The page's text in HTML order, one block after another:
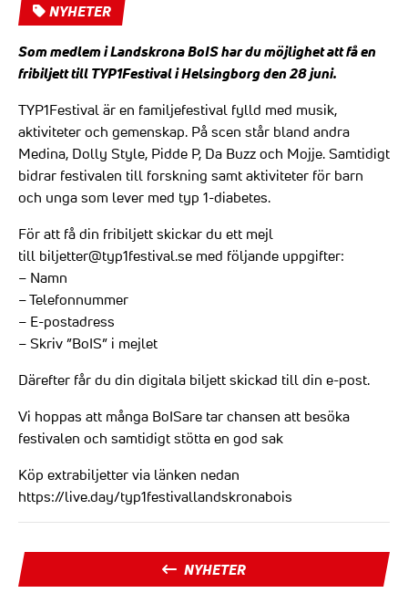
NYHETER
Som medlem i Landskrona BoIS har du möjlighet att få en
fribiljett till TYP1Festival i Helsingborg den 28 juni.
TYP1Festival är en familjefestival fylld med musik,
aktiviteter och gemenskap. På scen står bland andra
Medina, Dolly Style, Pidde P, Da Buzz och Mojje. Samtidigt
bidrar festivalen till forskning samt aktiviteter för barn
och unga som lever med typ 1-diabetes.
För att få din fribiljett skickar du ett mejl
till biljetter@typ1festival.se med följande uppgifter:
– Namn
– Telefonnummer
– E-postadress
– Skriv ”BoIS” i mejlet
Därefter får du din digitala biljett skickad till din e-post.
Vi hoppas att många BoISare tar chansen att besöka
festivalen och samtidigt stötta en god sak
Köp extrabiljetter via länken nedan
https://live.day/typ1festivallandskronabois
NYHETER